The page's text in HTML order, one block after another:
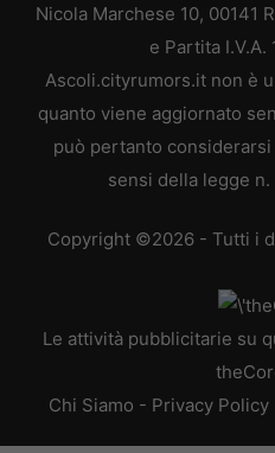
Nicola Marchese 10, 00141
e Partita I.V.A.
Ascoli.cityrumors.it non è
quanto viene aggiornato
può pertanto
sensi della legge n.
Copyright ©2026 - Tutti i
Le attività pubblicitarie su
Chi Siamo - Privacy Policy